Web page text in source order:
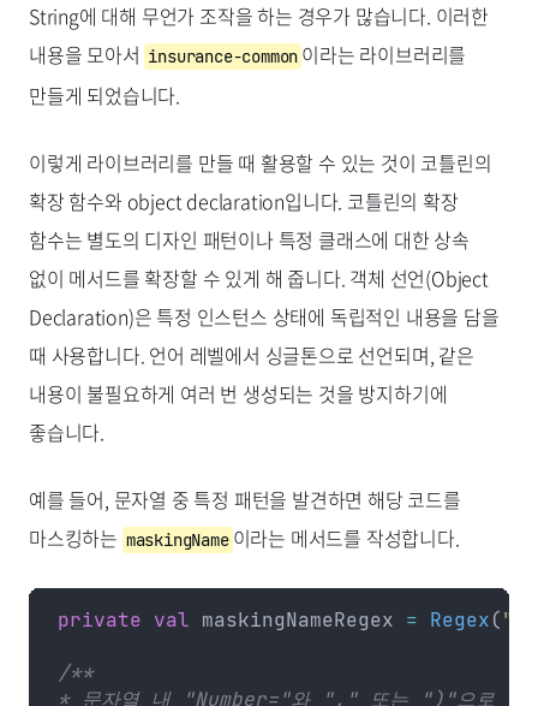
String에 대해 무언가 조작을 하는 경우가 많습니다. 이러한
내용을 모아서insurance-common 이라는 라이브러리를
만들게 되었습니다.
이렇게 라이브러리를 만들 때 활용할 수 있는 것이 코틀린의
확장 함수와 object declaration입니다. 코틀린의 확장
함수는 별도의 디자인 패턴이나 특정 클래스에 대한 상속
없이 메서드를 확장할 수 있게 해 줍니다. 객체 선언(Object
Declaration)은 특정 인스턴스 상태에 독립적인 내용을 담을
때 사용합니다. 언어 레벨에서 싱글톤으로 선언되며, 같은
내용이 불필요하게 여러 번 생성되는 것을 방지하기에
좋습니다.
예를 들어, 문자열 중 특정 패턴을 발견하면 해당 코드를
마스킹하는 maskingName이라는 메서드를 작성합니다.
private val maskingNameRegex = Regex(
/**
* 문자열 내 "Number="와 "," 또는 ")"으로 둘러